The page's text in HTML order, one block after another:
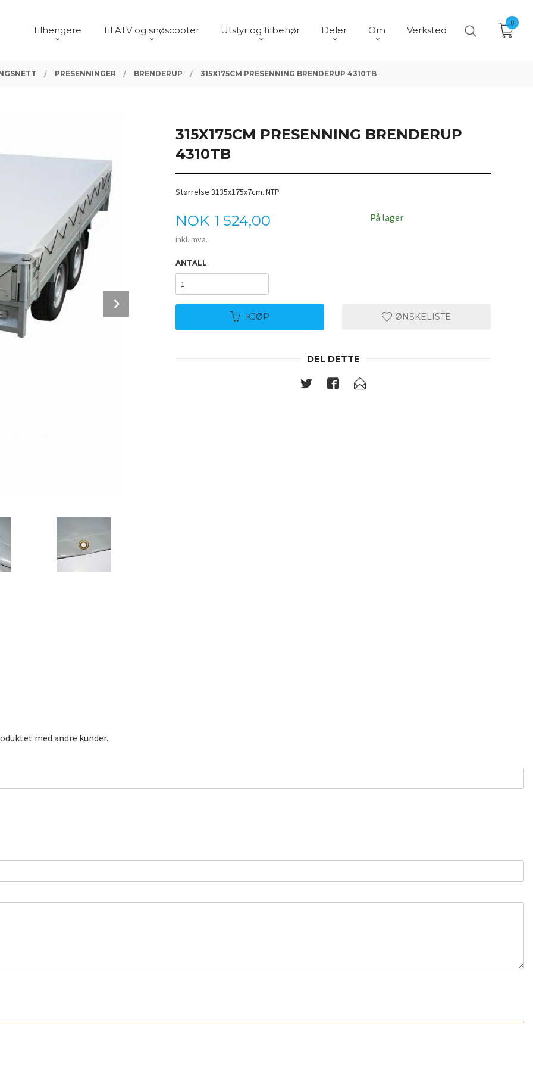
Tilhengere Til ATV og snøscooter Utstyr og tilbehør Deler Om Verksted
0
PRESENNINGER BRENDERUP 315X175CM PRESENNING BRENDERUP 4310TB
315X175CM PRESENNING BRENDERUP
4310TB
Størrelse 3135x175x7cm. NTP
Pris
NOK 1 524,00
inkl. mva.
På lager
ANTALL
KJØP ØNSKELISTE
DEL DETTE
med andre kunder.